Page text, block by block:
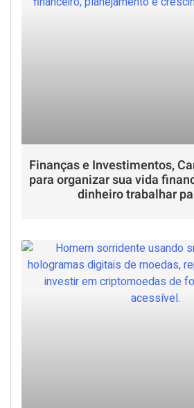
Finanças e Investimentos,
para organizar sua vida
dinheiro trabalhar